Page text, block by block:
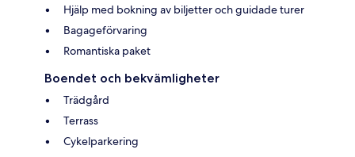
Hjälp med bokning av biljetter och guidade turer
Bagageförvaring
Romantiska paket
Boendet och bekvämligheter
Trädgård
Terrass
Cykelparkering